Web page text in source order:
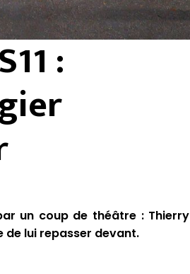
:
un coup de théâtre : Thierry
de lui repasser devant.